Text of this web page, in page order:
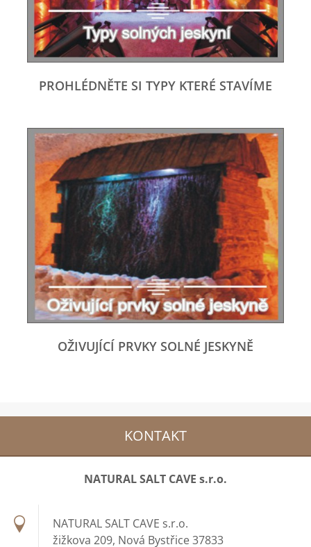
PROHLÉDNĚTE SI TYPY KTERÉ STAVÍME
OŽIVUJÍCÍ PRVKY SOLNÉ JESKYNĚ
KONTAKT
NATURAL SALT CAVE s.r.o.
NATURAL SALT CAVE s.r.o.
žižkova 209, Nová Bystřice 37833